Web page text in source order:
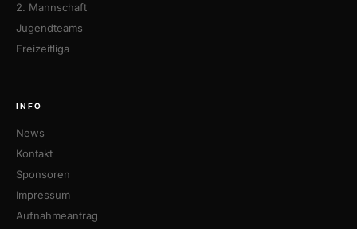
2. Mannschaft
Jugendteams
Freizeitliga
INFO
News
Kontakt
Sponsoren
Impressum
Aufnahmeantrag